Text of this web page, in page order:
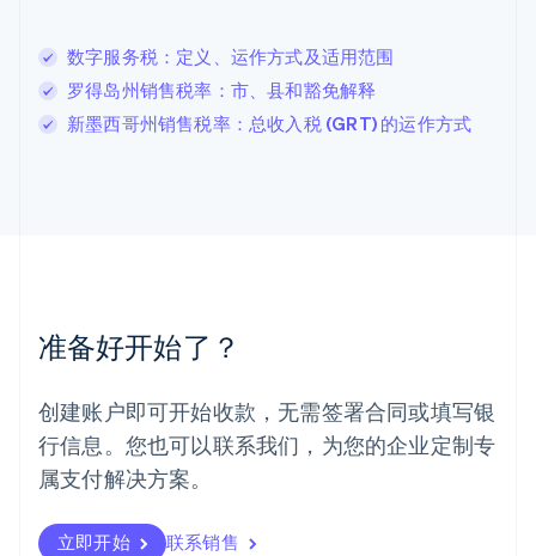
数字服务税：定义、运作方式及适用范围
罗得岛州销售税率：市、县和豁免解释
新墨西哥州销售税率：总收入税 (GRT) 的运作方式
准备好开始了？
创建账户即可开始收款，无需签署合同或填写银
行信息。您也可以联系我们，为您的企业定制专
属支付解决方案。
立即开始 联系销售
DeutschEnglish
卢森堡
Français DeutschEnglish
罗马尼亚
墨西哥
EspañolEnglish
English
葡萄牙
PortuguêsEnglish
日本
瑞典
Svenska English